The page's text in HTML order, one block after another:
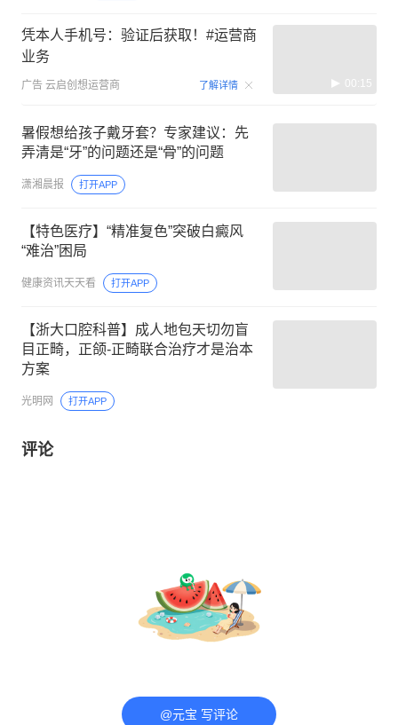
凭本人手机号：验证后获取！#运营商
业务
广告 云启创想运营商 了解详情 00:15
暑假想给孩子戴牙套？专家建议：先
弄清是“牙”的问题还是“骨”的问题
潇湘晨报 打开APP
【特色医疗】“精准复色”突破白癜风
“难治”困局
健康资讯天天看 打开APP
【浙大口腔科普】成人地包天切勿盲
目正畸，正颌‑正畸联合治疗才是治本
方案
光明网 打开APP
评论
@元宝 写评论